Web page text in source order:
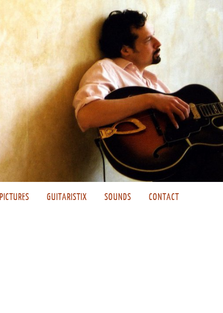
PICTURES GUITARISTIX SOUNDS CONTACT